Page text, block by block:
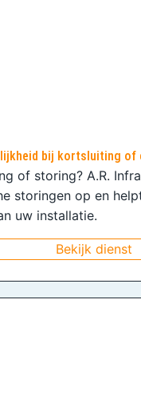
bij kortsluiting
of storing? A.R.
storingen op en
uw installatie.
Bekijk dienst